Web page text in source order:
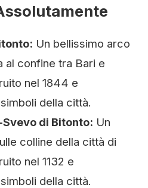
Un bellissimo arco
al confine tra Bari e
nel 1844 e
della città.
di Bitonto: Un
colline della città di
nel 1132 e
della città.